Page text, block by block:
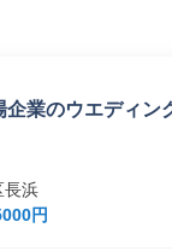
企業のウエディン
長浜
円